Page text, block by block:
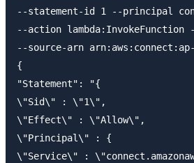
--statement-id 1 --principal
--action lambda:InvokeFunction
--source-arn
{
"Statement": "{
\"Sid\" : \"1\",
\"Effect\" : \"Allow\",
\"Principal\" : {
\"Service\" :